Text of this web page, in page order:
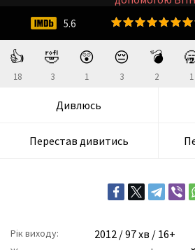
👍
18
🤣
3
😲
1
😔
3
💣
2 1
Дивлюсь
Перестав дивитись
Рік виходу: 2012 / 97 хв / 16+
5.6